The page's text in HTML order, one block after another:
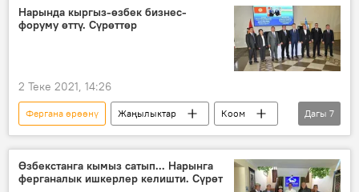
Кадамжай
Нарында кыргыз-өзбек бизнес-
форуму өттү. Сүрөттөр
2 Теке 2021, 14:26
Фергана өрөөнү Жаңылыктар
Коом
Кыргызстан
Экономика
Азия
Дүйнөдө
Нарын
бизнес-форум
кызматташуу
Дагы 7
Өзбекстанга кымыз сатып... Нарынга
ферганалык ишкерлер келишти. Сүрөт